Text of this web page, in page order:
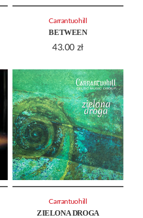
BETWEEN
43.00 zł
Carrantuohill
ZIELONA DROGA
Carrantuohill